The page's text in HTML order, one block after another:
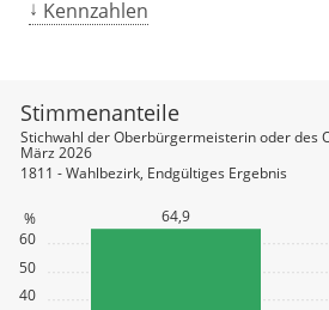
Kennzahlen
40
50
60
% 64,9
Stimmenanteile
Stichwahl der Oberbürgermeisterin oder des
März 2026
1811 - Wahlbezirk, Endgültiges Ergebnis